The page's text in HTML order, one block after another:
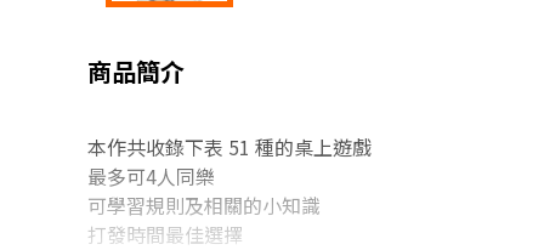
商品簡介
本作共收錄下表 51 種的桌上遊戲
最多可4人同樂
可學習規則及相關的小知識
打發時間最佳選擇